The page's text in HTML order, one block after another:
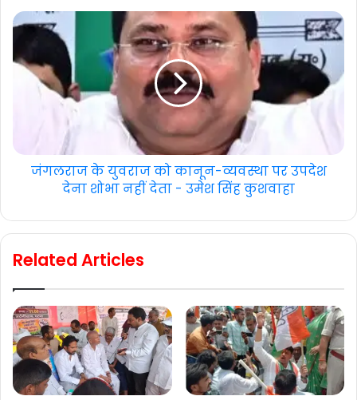
जंगलराज के युवराज को कानून-व्यवस्था पर उपदेश
देना शोभा नहीं देता - उमेश सिंह कुशवाहा
Related Articles